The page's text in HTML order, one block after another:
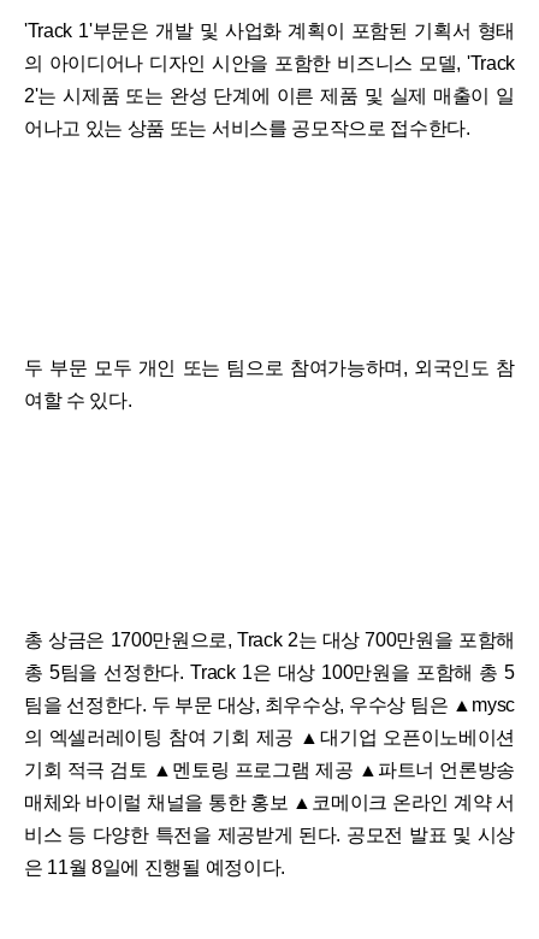
'Track 1'부문은 개발 및 사업화 계획이 포함된 기획서 형태
의 아이디어나 디자인 시안을 포함한 비즈니스 모델, 'Track
2'는 시제품 또는 완성 단계에 이른 제품 및 실제 매출이 일
어나고 있는 상품 또는 서비스를 공모작으로 접수한다.
두 부문 모두 개인 또는 팀으로 참여가능하며, 외국인도 참
여할 수 있다.
총 상금은 1700만원으로, Track 2는 대상 700만원을 포함해
총 5팀을 선정한다. Track 1은 대상 100만원을 포함해 총 5
팀을 선정한다. 두 부문 대상, 최우수상, 우수상 팀은 ▲mysc
의 엑셀러레이팅 참여 기회 제공 ▲대기업 오픈이노베이션
기회 적극 검토 ▲멘토링 프로그램 제공 ▲파트너 언론방송
매체와 바이럴 채널을 통한 홍보 ▲코메이크 온라인 계약 서
비스 등 다양한 특전을 제공받게 된다. 공모전 발표 및 시상
은 11월 8일에 진행될 예정이다.